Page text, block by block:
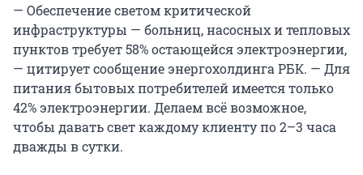
— Обеспечение светом критической
инфраструктуры — больниц, насосных и тепловых
пунктов требует 58% остающейся электроэнергии,
— цитирует сообщение энергохолдинга РБК. — Для
питания бытовых потребителей имеется только
42% электроэнергии. Делаем всё возможное,
чтобы давать свет каждому клиенту по 2–3 часа
дважды в сутки.